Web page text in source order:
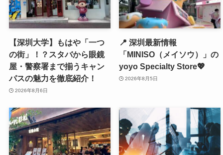
【深圳大学】もはや「一つ
の街」！？スタバから眼鏡
屋・警察署まで揃うキャン
パスの魅力を徹底紹介！
2026年8月6日
📍 深圳最新情報
「MINISO（メイソウ）」の
yoyo Specialty Store💖
2026年8月5日